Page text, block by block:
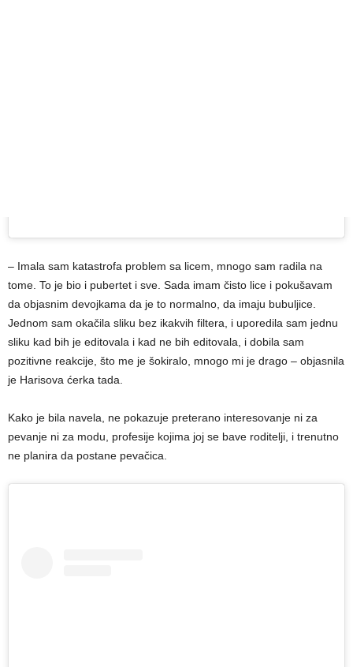
– Imala sam katastrofa problem sa licem, mnogo sam radila na
tome. To je bio i pubertet i sve. Sada imam čisto lice i pokušavam
da objasnim devojkama da je to normalno, da imaju bubuljice.
Jednom sam okačila sliku bez ikakvih filtera, i uporedila sam jednu
sliku kad bih je editovala i kad ne bih editovala, i dobila sam
pozitivne reakcije, što me je šokiralo, mnogo mi je drago – objasnila
je Harisova ćerka tada.
Kako je bila navela, ne pokazuje preterano interesovanje ni za
pevanje ni za modu, profesije kojima joj se bave roditelji, i trenutno
ne planira da postane pevačica.